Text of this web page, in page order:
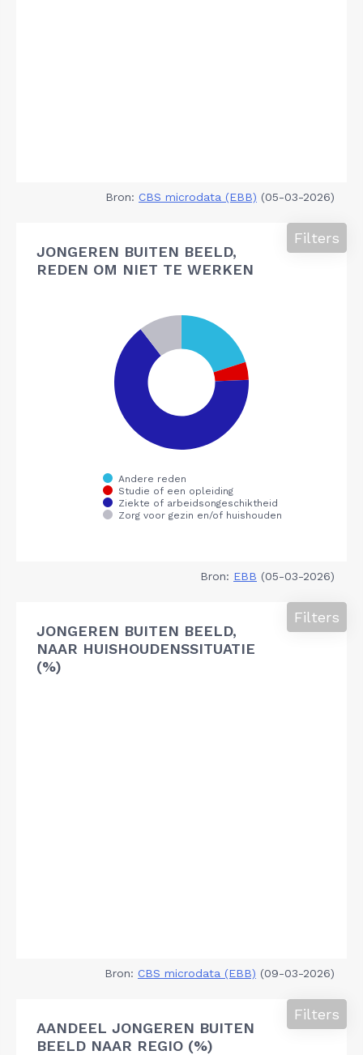
Bron: CBS microdata (EBB) (05-03-2026)
JONGEREN BUITEN BEELD,
REDEN OM NIET TE WERKEN
Filters
Bron: EBB (05-03-2026)
JONGEREN BUITEN BEELD,
NAAR HUISHOUDENSSITUATIE
(%)
Filters
Bron: CBS microdata (EBB) (09-03-2026)
AANDEEL JONGEREN BUITEN
BEELD NAAR REGIO (%)
Filters